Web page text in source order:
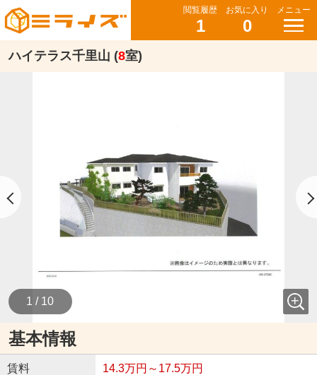
閲覧履歴
1
お気に入り
0
メニュー
ハイテラス千里山 (8室)
1 / 10
基本情報
賃料 14.3万円～17.5万円